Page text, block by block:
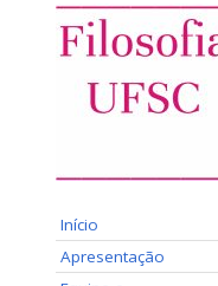
Início
Apresentação